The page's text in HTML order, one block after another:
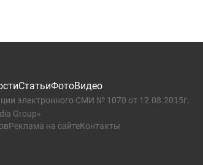
СтатьиФотоВидео
электронного СМИ № 1070 от 12.08.2015г.
Group»
Реклама на сайтеКонтакты